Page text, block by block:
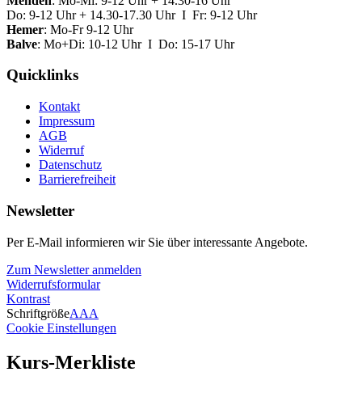
Do: 9-12 Uhr + 14.30-17.30 Uhr I Fr: 9-12 Uhr
Hemer: Mo-Fr 9-12 Uhr
Balve: Mo+Di: 10-12 Uhr I Do: 15-17 Uhr
Quicklinks
Kontakt
Impressum
AGB
Widerruf
Datenschutz
Barrierefreiheit
Newsletter
Per E-Mail informieren wir Sie über interessante Angebote.
Zum Newsletter anmelden
Widerrufsformular
Kontrast
SchriftgrößeAAA
Cookie Einstellungen
Kurs-Merkliste